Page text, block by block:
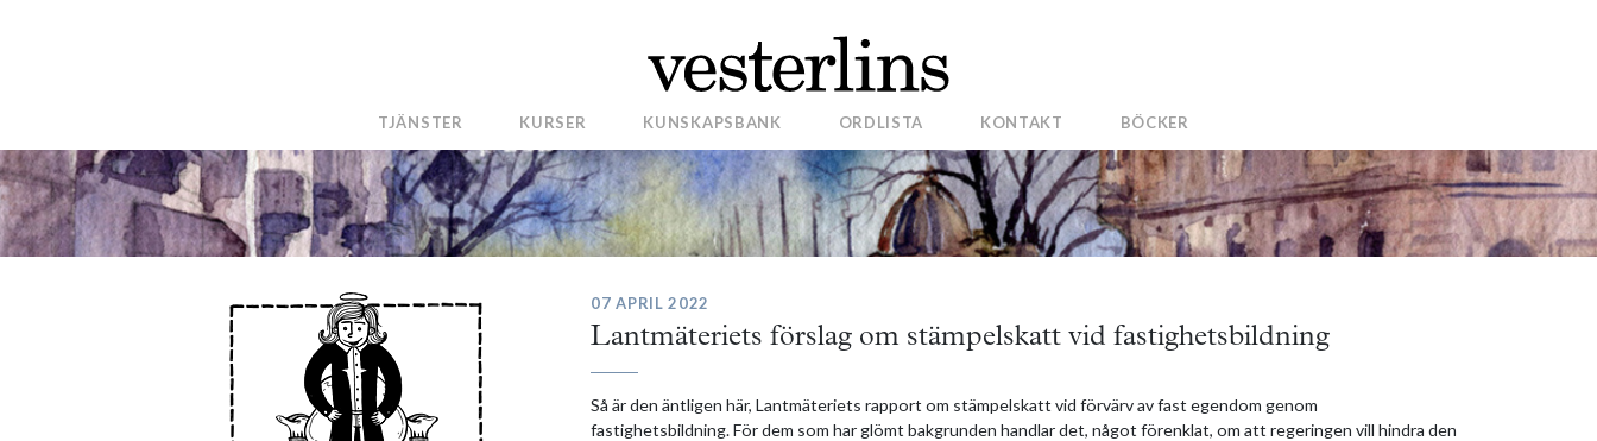
TJÄNSTER KURSER KUNSKAPSBANK ORDLISTA KONTAKT BÖCKER
07 APRIL 2022
Lantmäteriets förslag om stämpelskatt vid fastighetsbildning
Så är den äntligen här, Lantmäteriets rapport om stämpelskatt vid förvärv av fast egendom genom
fastighetsbildning. För dem som har glömt bakgrunden handlar det, något förenklat, om att regeringen vill hindra den